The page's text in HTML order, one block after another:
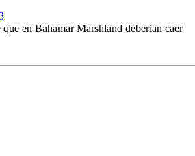
en Bahamar Marshland deberian caer